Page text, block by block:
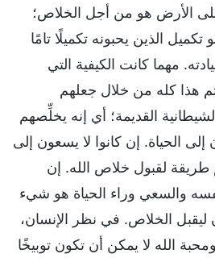
الأرض هو من أجل الخلاص؛
الذين يحبونه تكميلًا تامًا
مهما كانت الكيفية التي
هذا كله من خلال جعلهم
القديمة؛ أي إنه يخلِّصهم
الحياة. إن كانوا لا يسعون إلى
طريقة لقبول خلاص الله. إن
والسعي وراء الحياة هو شيء
ليقبل الخلاص. في نظر الإنسان،
الله لا يمكن أن تكون توبيخًا